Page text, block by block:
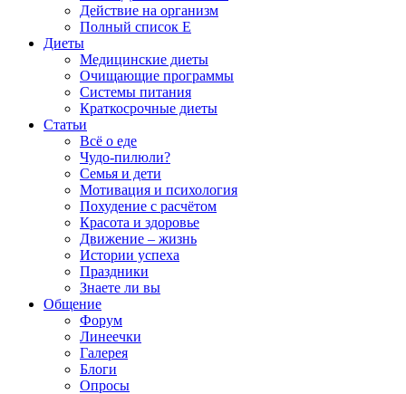
Действие на организм
Полный список E
Диеты
Медицинские диеты
Очищающие программы
Системы питания
Краткосрочные диеты
Статьи
Всё о еде
Чудо-пилюли?
Семья и дети
Мотивация и психология
Похудение с расчётом
Красота и здоровье
Движение – жизнь
Истории успеха
Праздники
Знаете ли вы
Общение
Форум
Линеечки
Галерея
Блоги
Опросы